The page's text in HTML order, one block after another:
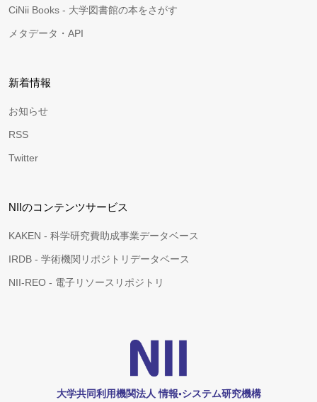
CiNii Books - 大学図書館の本をさがす
メタデータ・API
新着情報
お知らせ
RSS
Twitter
NIIのコンテンツサービス
KAKEN - 科学研究費助成事業データベース
IRDB - 学術機関リポジトリデータベース
NII-REO - 電子リソースリポジトリ
大学共同利用機関法人 情報•システム研究機構